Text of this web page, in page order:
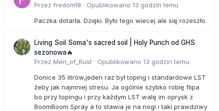
Przez fredom18 · Opublikowano 13 godzin temu
Paczka dotarła. Dzięki. Było tego wiecej ale się rozeszło.
Living Soil Soma's sacred soil | Holy Punch od GHS
sezonowa🔥
Przez Men_of_Rust · Opublikowano 13 godzin temu
Donice 35 litrów,jeden raz był toping i standardowe LST
żeby jak najmniej stresu. Ja ogólnie szybko robię flipa
bo przy topingu i przy każdym LST walę im oprysk z
BoomBoom Spray a to stawia je na nogi i taki prawdziwy